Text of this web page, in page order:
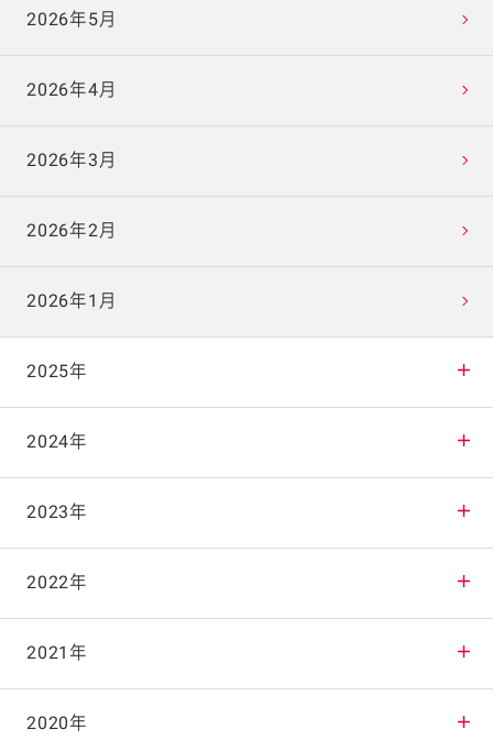
2026年5月
2026年4月
2026年3月
2026年2月
2026年1月
2025年
2025年12月
2025年11月
2025年10月
2025年9月
2025年8月
2024年
2024年12月
2024年11月
2024年10月
2024年9月
2023年
2023年12月
2023年11月
2023年10月
2022年
2022年12月
2022年11月
2021年
2021年12月
2020年